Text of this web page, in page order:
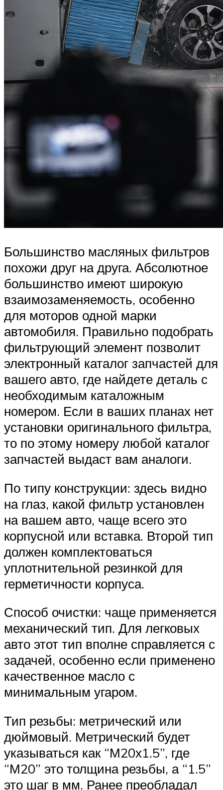
Большинство масляных фильтров
похожи друг на друга. Абсолютное
большинство имеют широкую
взаимозаменяемость, особенно
для моторов одной марки
автомобиля. Правильно подобрать
фильтрующий элемент позволит
электронный каталог запчастей для
вашего авто, где найдете деталь с
необходимым каталожным
номером. Если в ваших планах нет
установки оригинального фильтра,
то по этому номеру любой каталог
запчастей выдаст вам аналоги.
По типу конструкции: здесь видно
на глаз, какой фильтр установлен
на вашем авто, чаще всего это
корпусной или вставка. Второй тип
должен комплектоваться
уплотнительной резинкой для
герметичности корпуса.
Способ очистки: чаще применяется
механический тип. Для легковых
авто этот тип вполне справляется с
задачей, особенно если применено
качественное масло с
минимальным угаром.
Тип резьбы: метрический или
дюймовый. Метрический будет
указываться как “М20х1.5”, где
“М20” это толщина резьбы, а “1.5”
это шаг в мм. Ранее преобладал